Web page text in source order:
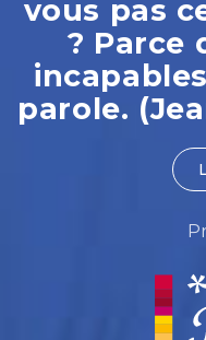
vous pas
? Parce
parole.